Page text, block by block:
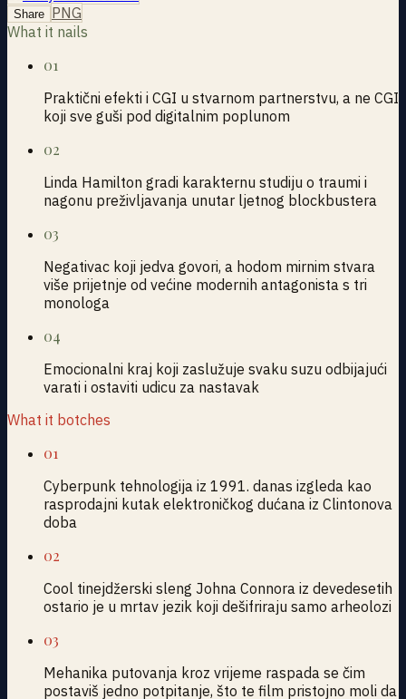
Share PNG
What it nails
01
Praktični efekti i CGI u stvarnom partnerstvu, a ne CGI
koji sve guši pod digitalnim poplunom
02
Linda Hamilton gradi karakternu studiju o traumi i
nagonu preživljavanja unutar ljetnog blockbustera
03
Negativac koji jedva govori, a hodom mirnim stvara
više prijetnje od većine modernih antagonista s tri
monologa
04
Emocionalni kraj koji zaslužuje svaku suzu odbijajući
varati i ostaviti udicu za nastavak
What it botches
01
Cyberpunk tehnologija iz 1991. danas izgleda kao
rasprodajni kutak elektroničkog dućana iz Clintonova
doba
02
Cool tinejdžerski sleng Johna Connora iz devedesetih
ostario je u mrtav jezik koji dešifriraju samo arheolozi
03
Mehanika putovanja kroz vrijeme raspada se čim
postaviš jedno potpitanje, što te film pristojno moli da